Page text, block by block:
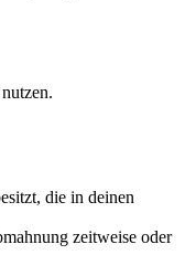
die in deinen
zeitweise oder